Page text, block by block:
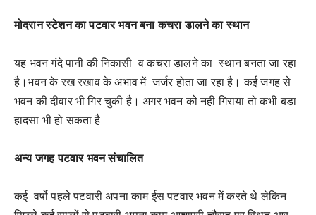
मोदरान स्टेशन का पटवार भवन बना कचरा डालने का स्थान
यह भवन गंदे पानी की निकासी व कचरा डालने का स्थान बनता जा रहा
है।भवन के रख रखाव के अभाव में जर्जर होता जा रहा है। कई जगह से
भवन की दीवार भी गिर चुकी है। अगर भवन को नही गिराया तो कभी बडा
हादसा भी हो सकता है
अन्य जगह पटवार भवन संचालित
कई वर्षो पहले पटवारी अपना काम ईस पटवार भवन में करते थे लेकिन